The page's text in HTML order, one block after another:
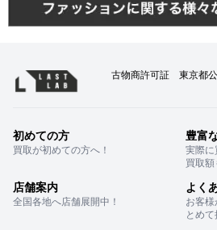
古物商許可証 東京都
初めての方
買取が初めての方へ！
豊富
実際に
買取額
店舗案内
全国各地へ店舗展開中！
よく
お客
とめ